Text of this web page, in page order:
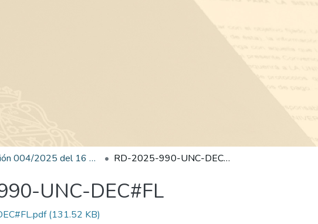
Edición 004/2025 del 16 de junio de 2025 RD-2025-990-UNC-DEC#FL
UNC-DEC#FL
(131.52 KB)